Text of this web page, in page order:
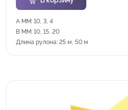
A MM: 10, 3, 4
B MM: 10, 15, 20
Длина рулона: 25 м, 50 м